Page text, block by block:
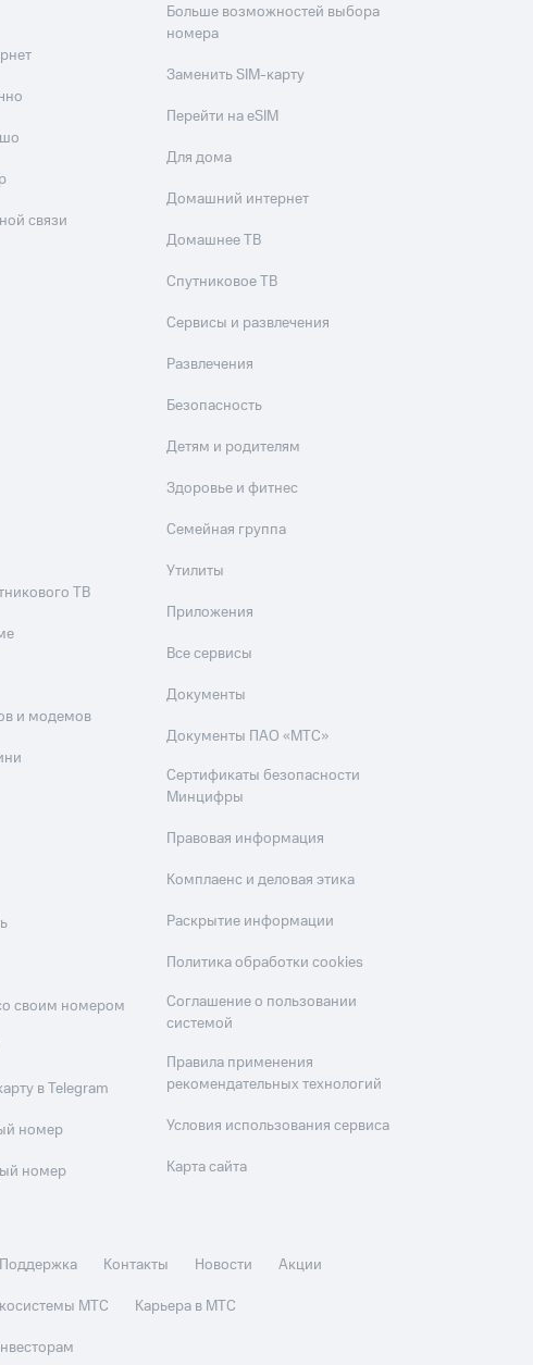
связи
ТВ
и модемов
своим номером
в Telegram
номер
номер
Больше возможностей выбора
номера
Заменить SIM-карту
Перейти на eSIM
Для дома
Домашний интернет
Домашнее ТВ
Спутниковое ТВ
Сервисы и развлечения
Развлечения
Безопасность
Детям и родителям
Здоровье и фитнес
Семейная группа
Утилиты
Приложения
Все сервисы
Документы
Документы ПАО «МТС»
Сертификаты безопасности
Минцифры
Правовая информация
Комплаенс и деловая этика
Раскрытие информации
Политика обработки cookies
Соглашение о пользовании
системой
Правила применения
рекомендательных технологий
Условия использования сервиса
Карта сайта
Поддержка Контакты Новости
Акции
МТС
Карьера в МТС